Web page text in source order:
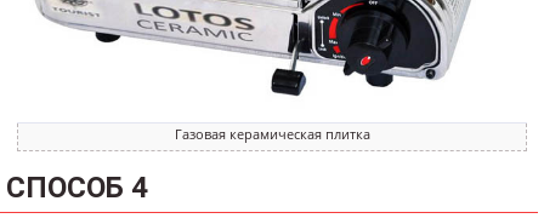
Газовая керамическая плитка
СПОСОБ 4